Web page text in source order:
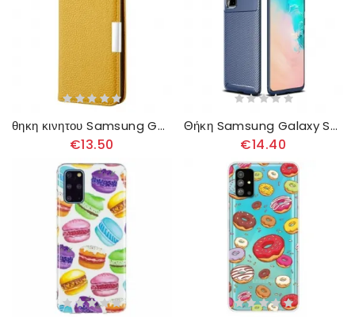
θηκη κινητου Samsung Galaxy S20 Plus / S20 Plus 5G Θήκη Flip Litchi Ultra Chic Faux Leather
€13.50
Θήκη Samsung Galaxy S20 Plus / S20 Plus 5G Ευέλικτη Υφή Από Ίνες Άνθρακα
€14.40